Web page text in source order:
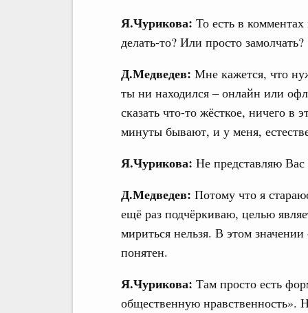
Я.Чурикова: То есть в
делать-то? Или просто замолчать?
Д.Медведев: Мне кажется, что
ты ни находился – онлайн или
сказать что-то жёсткое, ничего в
минуты бывают, и у меня,
Я.Чурикова: Не представляю
Д.Медведев: Потому что я
ещё раз подчёркиваю, целью
мириться нельзя. В этом
понятен.
Я.Чурикова: Там просто есть
общественную нравственность».